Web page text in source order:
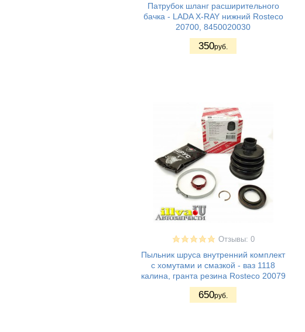
Патрубок шланг расширительного
бачка - LADA X-RAY нижний Rosteco
20700, 8450020030
350руб.
Отзывы: 0
Пыльник шруса внутренний комплект
с хомутами и смазкой - ваз 1118
калина, гранта резина Rosteco 20079
650руб.